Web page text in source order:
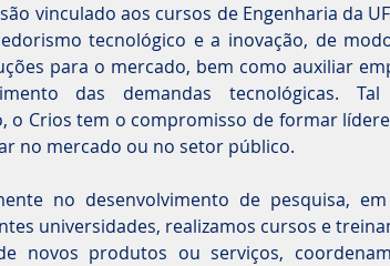
vinculado aos cursos de Engenharia da
tecnológico e a inovação, de
para o mercado, bem como auxiliar
das demandas tecnológicas.
o Crios tem o compromisso de formar
no mercado ou no setor público.
no desenvolvimento de pesquisa,
universidades, realizamos cursos e
novos produtos ou serviços,